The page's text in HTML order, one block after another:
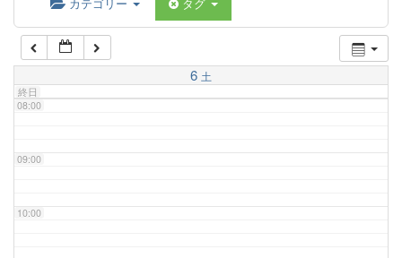
6 土
終日
07:00
08:00
09:00
10:00